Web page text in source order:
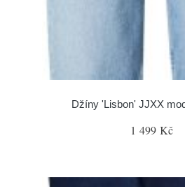
Džíny 'Lisbon' JJXX
1 499 Kč